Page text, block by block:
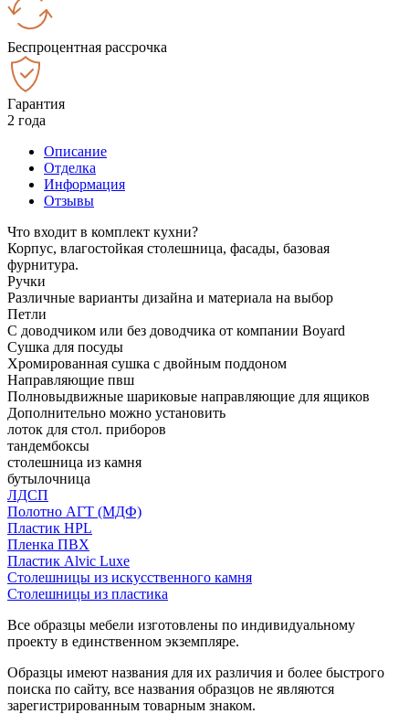
Беспроцентная рассрочка
Гарантия
2 года
Описание
Отделка
Информация
Отзывы
Что входит в комплект кухни?
Корпус, влагостойкая столешница, фасады, базовая
фурнитура.
Ручки
Различные варианты дизайна и материала на выбор
Петли
С доводчиком или без доводчика от компании Boyard
Сушка для посуды
Хромированная сушка с двойным поддоном
Направляющие пвш
Полновыдвижные шариковые направляющие для ящиков
Дополнительно можно установить
лоток для стол. приборов
тандембоксы
столешница из камня
бутылочница
ЛДСП
Полотно АГТ (МДФ)
Пластик HPL
Пленка ПВХ
Пластик Alvic Luxe
Столешницы из искусственного камня
Столешницы из пластика
Все образцы мебели изготовлены по индивидуальному
проекту в единственном экземпляре.
Образцы имеют названия для их различия и более быстрого
поиска по сайту, все названия образцов не являются
зарегистрированным товарным знаком.